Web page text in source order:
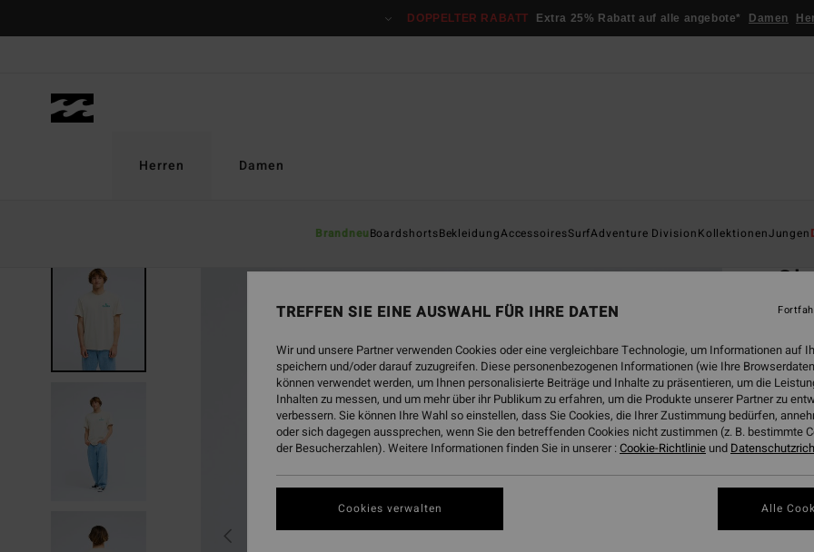
DOPPELTER RABATT Extra 25% Rabatt auf alle angebote* Damen
Herren
BrandneuBoardshortsBekleidungAccessoiresSurfAdventure DivisionKollektionenJungen
Damen
ECO-
€
Farbe
TREFFEN SIE EINE AUSWAHL FÜR IHRE DATEN
Wir und unsere Partner verwenden Cookies oder eine vergleichbare Technologie, um Informationen auf
speichern und/oder darauf zuzugreifen. Diese personenbezogenen Informationen (wie Ihre
können verwendet werden, um Ihnen personalisierte Beiträge und Inhalte zu präsentieren, um die
Inhalten zu messen, und um mehr über ihr Publikum zu erfahren, um die Produkte unserer Partner zu
verbessern. Sie können Ihre Wahl so einstellen, dass Sie Cookies, die Ihrer Zustimmung bedürfen,
oder sich dagegen aussprechen, wenn Sie den betreffenden Cookies nicht zustimmen (z. B. bestimmte
der Besucherzahlen). Weitere Informationen finden Sie in unserer :Cookie-Richtlinie und
Cookies verwalten Alle